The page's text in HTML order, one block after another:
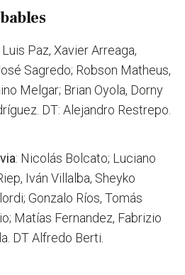
Paz, Xavier Arreaga,
Sagredo; Robson Matheus,
Melgar; Brian Oyola, Dorny
DT: Alejandro Restrepo.
: Nicolás Bolcato; Luciano
Iván Villalba, Sheyko
Gonzalo Ríos, Tomás
Matías Fernandez, Fabrizio
DT Alfredo Berti.